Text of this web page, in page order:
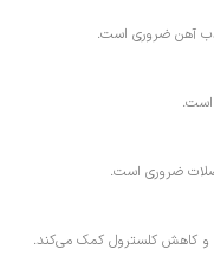
آهن ضروری است.
است.
ضروری است.
و کاهش کلسترول کمک می‌کند.